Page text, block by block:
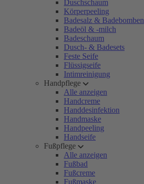
Duschschaum
Körperpeeling
Badesalz & Badebomben
Badeöl & -milch
Badeschaum
Dusch- & Badesets
Feste Seife
Flüssigseife
Intimreinigung
Handpflege
Alle anzeigen
Handcreme
Handdesinfektion
Handmaske
Handpeeling
Handseife
Fußpflege
Alle anzeigen
Fußbad
Fußcreme
Fußmaske